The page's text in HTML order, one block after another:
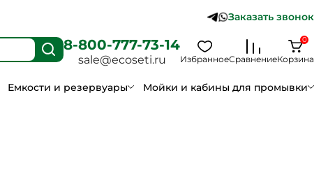
Заказать звонок
8-800-777-73-14
sale@ecoseti.ru ИзбранноеСравнениеКорзина
0
Емкости и резервуары Мойки и кабины для промывки